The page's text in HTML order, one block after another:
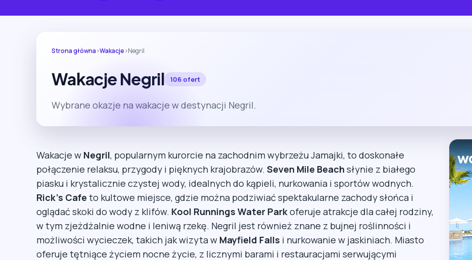
Strona główna›Wakacje›Negril
Wakacje Negril 106 ofert
Wybrane okazje na wakacje w destynacji Negril.
Wakacje w Negril, popularnym kurorcie na zachodnim wybrzeżu Jamajki, to doskonałe
połączenie relaksu, przygody i pięknych krajobrazów. Seven Mile Beach słynie z białego
piasku i krystalicznie czystej wody, idealnych do kąpieli, nurkowania i sportów wodnych.
Rick’s Cafe to kultowe miejsce, gdzie można podziwiać spektakularne zachody słońca i
oglądać skoki do wody z klifów. Kool Runnings Water Parkoferuje atrakcje dla całej rodziny,
w tym zjeżdżalnie wodne i leniwą rzekę. Negril jest również znane z bujnej roślinności i
możliwości wycieczek, takich jak wizyta w Mayfield Falls i nurkowanie w jaskiniach. Miasto
oferuje tętniące życiem nocne życie, z licznymi barami i restauracjami serwującymi